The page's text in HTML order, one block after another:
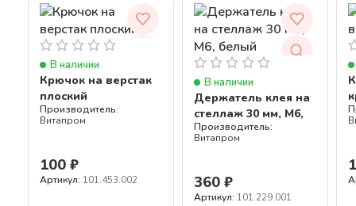
Крючок на верстак
плоский
Витапром
В наличии
100 ₽
Артикул: 101.453.002
Держатель клея на
стеллаж 30 мм, М6,
белый
Витапром
В наличии
360 ₽
Артикул: 101.229.001